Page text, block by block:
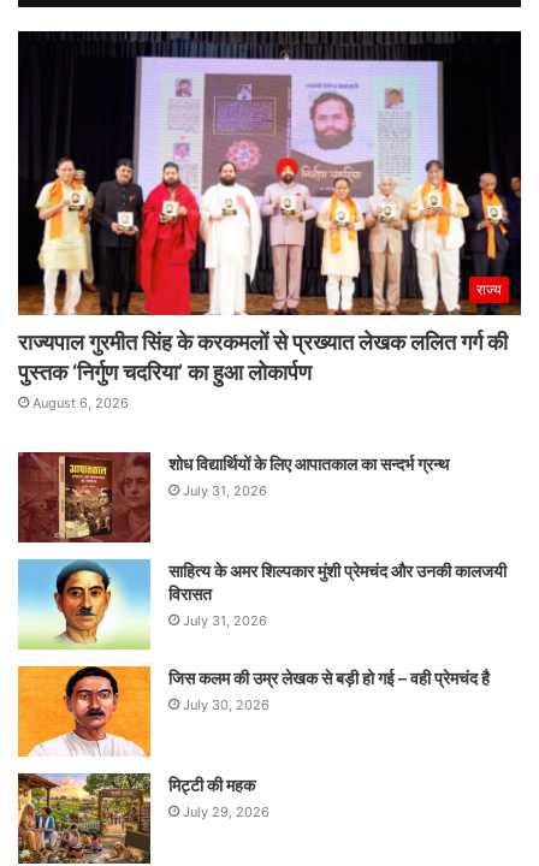
राज्य
राज्यपाल गुरमीत सिंह के करकमलों से प्रख्यात लेखक ललित गर्ग की
पुस्तक ‘निर्गुण चदरिया’ का हुआ लोकार्पण
August 6, 2026
शोध विद्यार्थियों के लिए आपातकाल का सन्दर्भ ग्रन्थ
July 31, 2026
साहित्य के अमर शिल्पकार मुंशी प्रेमचंद और उनकी कालजयी
विरासत
July 31, 2026
जिस कलम की उम्र लेखक से बड़ी हो गई – वही प्रेमचंद है
July 30, 2026
मिट्टी की महक
July 29, 2026